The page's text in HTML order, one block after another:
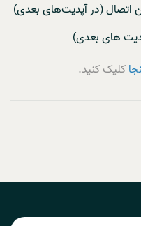
اتصال (در آپدیت‌های بعدی)
های بعدی)
کلیک کنید.